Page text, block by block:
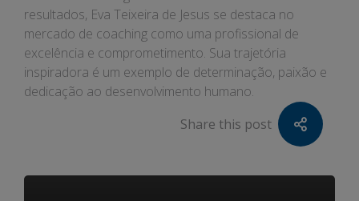
resultados, Eva Teixeira de Jesus se destaca no
mercado de coaching como uma profissional de
excelência e comprometimento. Sua trajetória
inspiradora é um exemplo de determinação, paixão e
dedicação ao desenvolvimento humano.
Share this post